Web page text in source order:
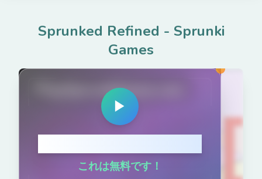
Sprunked Refined - Sprunki
Games
PlaySprunkiGame.com
▶
これは無料です！